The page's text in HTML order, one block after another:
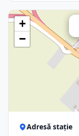
+
−
Adresă stație